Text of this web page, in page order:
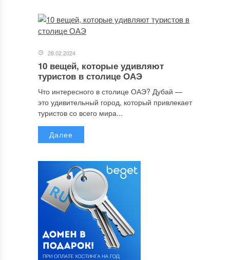
28.02.2024
10 вещей, которые удивляют
туристов в столице ОАЭ
Что интересного в столице ОАЭ? Дубай —
это удивительный город, который привлекает
туристов со всего мира...
Далее